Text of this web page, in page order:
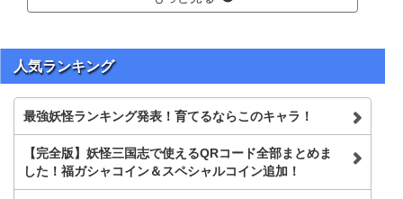
人気ランキング
最強妖怪ランキング発表！育てるならこのキャラ！
【完全版】妖怪三国志で使えるQRコード全部まとめま
した！福ガシャコイン＆スペシャルコイン追加！